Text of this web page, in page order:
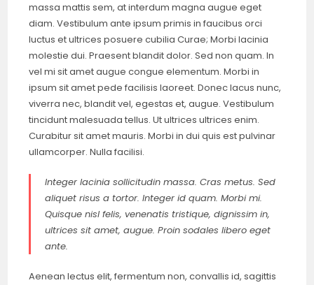
massa mattis sem, at interdum magna augue eget
diam. Vestibulum ante ipsum primis in faucibus orci
luctus et ultrices posuere cubilia Curae; Morbi lacinia
molestie dui. Praesent blandit dolor. Sed non quam. In
vel mi sit amet augue congue elementum. Morbi in
ipsum sit amet pede facilisis laoreet. Donec lacus nunc,
viverra nec, blandit vel, egestas et, augue. Vestibulum
tincidunt malesuada tellus. Ut ultrices ultrices enim.
Curabitur sit amet mauris. Morbi in dui quis est pulvinar
ullamcorper. Nulla facilisi.
Integer lacinia sollicitudin massa. Cras metus. Sed
aliquet risus a tortor. Integer id quam. Morbi mi.
Quisque nisl felis, venenatis tristique, dignissim in,
ultrices sit amet, augue. Proin sodales libero eget
ante.
Aenean lectus elit, fermentum non, convallis id, sagittis